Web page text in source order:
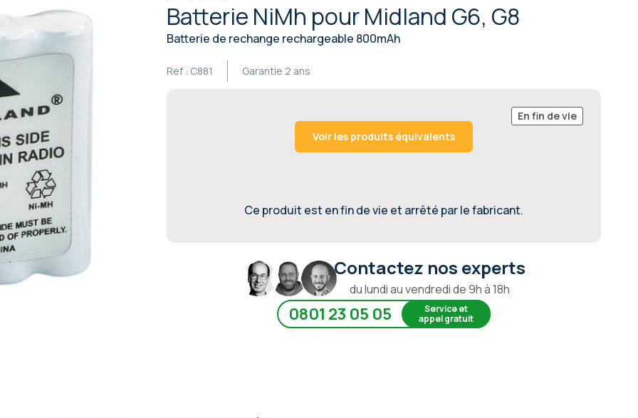
Batterie NiMh pour Midland G6, G8
Batterie de rechange rechargeable 800mAh
Garantie 2 ans
Ref : C881
En fin de vie
Voir les produits équivalents
Ce produit est en fin de vie et arrêté par le fabricant.
Contactez nos experts
du lundi au vendredi de 9h à 18h
0801 23 05 05
Service et
appel gratuit